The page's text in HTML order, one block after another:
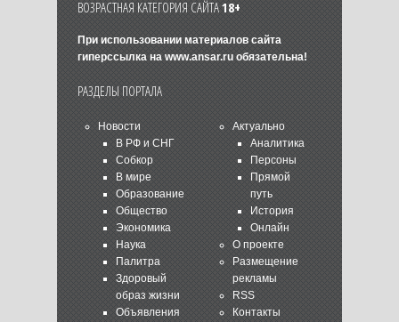
ВОЗРАСТНАЯ КАТЕГОРИЯ САЙТА18+
При использовании материалов сайта
гиперссылка на www.ansar.ruобязательна!
РАЗДЕЛЫ ПОРТАЛА
Новости
В РФ и СНГ
Собкор
В мире
Образование
Общество
Экономика
Наука
Палитра
Здоровый
образ жизни
Объявления
Актуально
Аналитика
Персоны
Прямой
путь
История
Онлайн
О проекте
Размещение
рекламы
RSS
Контакты